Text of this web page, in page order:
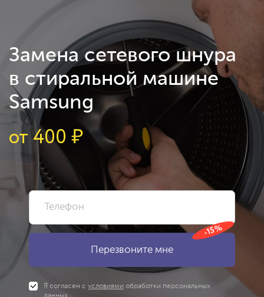
Замена сетевого шнура
в стиральной машине
Samsung
от400 ₽
-15%
Я согласен с условиями обработки персональных